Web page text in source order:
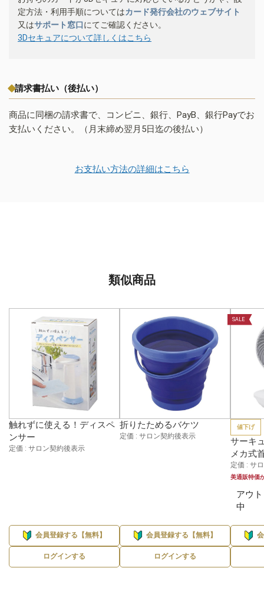
定方法・利用手順についてはカード発行会社のウェブサイト
又はサポート窓口にてご確認ください。
3Dセキュアについて詳しくはこちら
請求書払い（後払い）
商品に同梱の請求書で、コンビニ、銀行、PayB、銀行Payでお
支払いください。（月末締め翌月5日迄の後払い）
お支払い方法の詳細はこちら
類似商品
触れずに使える！ディスペ
ンサー
定価 : サロン契約後表示
会員登録する【無料】
ログインする
折りたためるバケツ
定価 : サロン契約後表示
会員登録する【無料】
ログインする
SALE
値下げ
サーキ
メカ式
定価 : サ
美通販特価
アウ
中